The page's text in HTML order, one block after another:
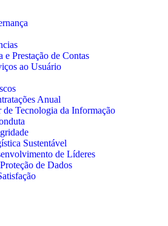
e Prestação de Contas
ao Usuário
Anual
Tecnologia da Informação
Sustentável
de Líderes
de Dados